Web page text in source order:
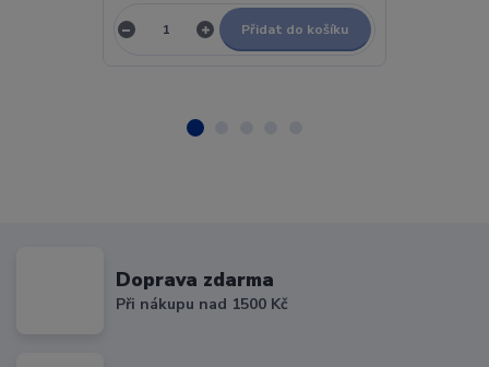
Přidat do košíku
Doprava zdarma
Při nákupu nad 1500 Kč